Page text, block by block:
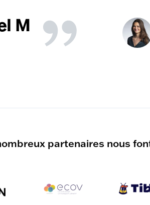
M
partenaires nous